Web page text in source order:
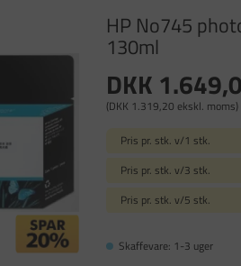
HP No745
130ml
DKK
(DKK 1.319,20 ekskl. moms)
Pris pr. stk. v/1 stk.
Pris pr. stk. v/3 stk.
Pris pr. stk. v/5 stk.
Skaffevare: 1-3 uger